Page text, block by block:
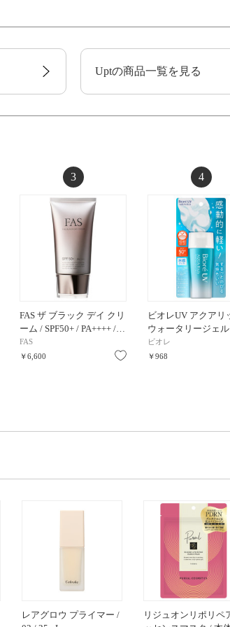
Uptの商品一覧を見る
お気に入り
3
FAS ザ ブラック デイ クリ
ーム / SPF50+ / PA++++ /…
FAS
￥6,600
お気に入り
4
ビオレUV アクアリ
ウォータリージェ
ビオレ
￥968
レアグロウ プライマー /
リジュオンリポリペ